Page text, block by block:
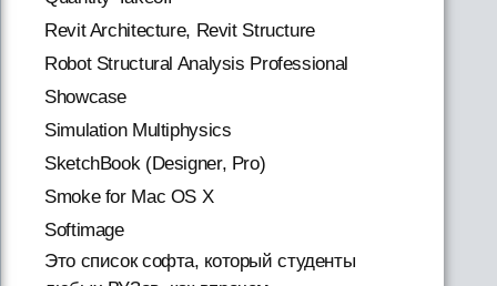
Revit Architecture, Revit Structure
Robot Structural Analysis Professional
Showcase
Simulation Multiphysics
SketchBook (Designer, Pro)
Smoke for Mac OS X
Softimage
Это список софта, который студенты